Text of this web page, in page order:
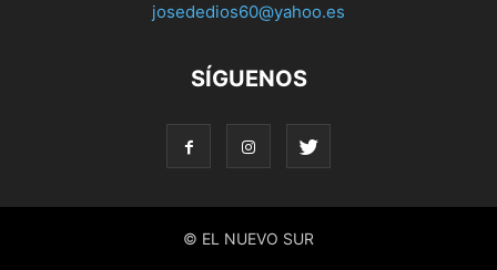
josededios60@yahoo.es
SÍGUENOS
© EL NUEVO SUR